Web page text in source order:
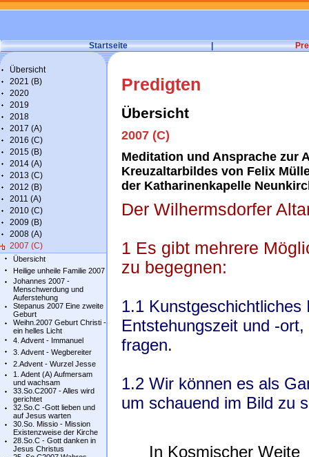
Startseite |
Übersicht
2021 (B)
2020
2019
2018
2017 (A)
2016 (C)
2015 (B)
2014 (A)
2013 (C)
2012 (B)
2011 (A)
2010 (C)
2009 (B)
2008 (A)
2007 (C)
Übersicht
Heilige unheile Familie 2007
Johannes 2007 -
Menschwerdung und
Auferstehung
Stepanus 2007 Eine zweite
Geburt
Weihn.2007 Geburt Christi -
ein helles Licht
4. Advent - Immanuel
3. Advent - Wegbereiter
2.Advent - Wurzel Jesse
1. Adent (A) Aufmersam
und wachsam
33.So.C2007 - Alles wird
gerichtet
32.So.C -Gott lieben und
auf Jesus warten
30.So. Missio - Mission
Existenzweise der Kirche
28.So.C - Gott danken in
Jesus Christus
Predigten
Übersicht
2007 (C)
Meditation und Ansprache zur
Kreuzaltarbildes von Felix
der Katharinenkapelle
Der Wilhermsdorfer
1 Es gibt mehrere
zu begegnen:
1.1
Entstehungszeit und -
fragen.
1.2 Wir können es als
um schauend im Bild zu
In Kosmischer Weite